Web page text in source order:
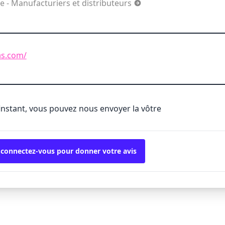
- Manufacturiers et distributeurs
vous pouvez nous envoyer la vôtre
vous pour donner votre avis